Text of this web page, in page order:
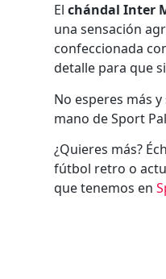
Elchándal Inter
una sensación
confeccionada
detalle para que
No esperes más
mano de Sport
¿Quieres más?
fútbol retro o
que tenemos en